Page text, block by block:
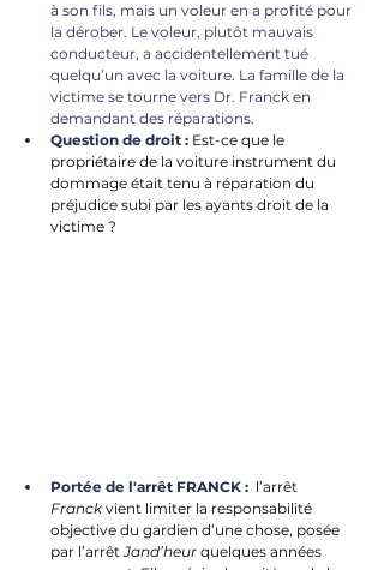
à son fils, mais un voleur en a profité pour
la dérober. Le voleur, plutôt mauvais
conducteur, a accidentellement tué
quelqu’un avec la voiture. La famille de la
victime se tourne vers Dr. Franck en
demandant des réparations.
Question de droit : Est-ce que le
propriétaire de la voiture instrument du
dommage était tenu à réparation du
préjudice subi par les ayants droit de la
victime ?
Portée de l'arrêt FRANCK : l’arrêt
Franck vient limiter la responsabilité
objective du gardien d’une chose, posée
par l’arrêt Jand’heur quelques années